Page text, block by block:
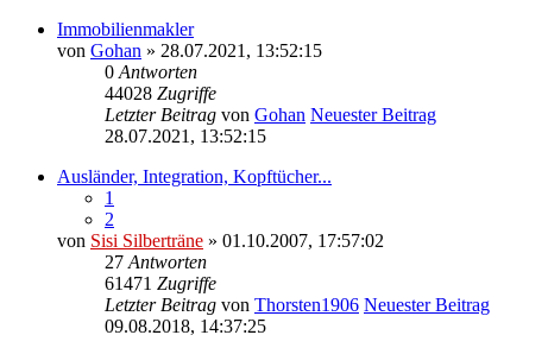
Immobilienmakler
von Gohan » 28.07.2021, 13:52:15
0 Antworten
44028 Zugriffe
Letzter Beitrag von Gohan Neuester Beitrag
28.07.2021, 13:52:15
Ausländer, Integration, Kopftücher...
1
2
von Sisi Silberträne » 01.10.2007, 17:57:02
27 Antworten
61471 Zugriffe
Letzter Beitrag von Thorsten1906 Neuester Beitrag
09.08.2018, 14:37:25